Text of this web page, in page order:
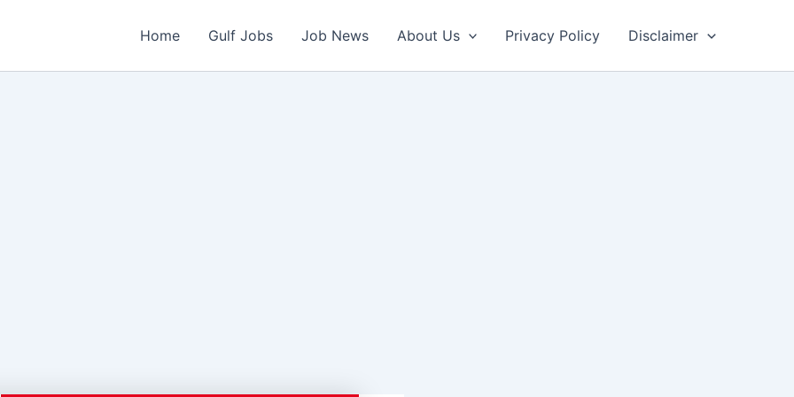
Home Gulf Jobs Job News About Us Privacy Policy Disclaimer